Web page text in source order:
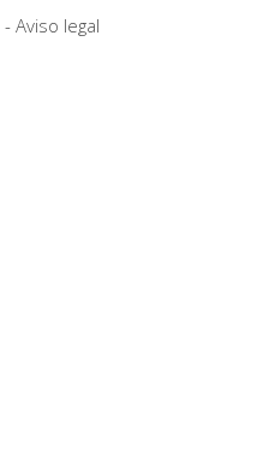
- Aviso legal